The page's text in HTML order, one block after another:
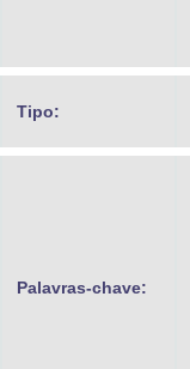
Tipo:
Palavras-chave: